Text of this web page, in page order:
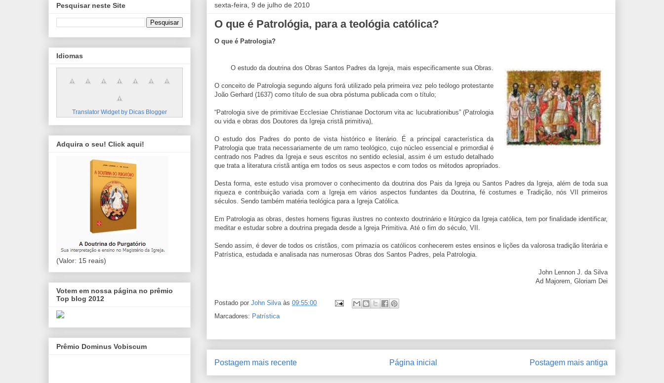
sexta-feira, 9 de julho de 2010
O que é Patrológia, para a teológia católica?
O que é Patrologia?
O estudo da doutrina dos Obras Santos Padres da Igreja, mais especificamente sua Obras.
O conceito de Patrologia segundo alguns forá utilizado pela primeira vez pelo teólogo protestante
João Gerhard (1637) como título de sua obra póstuma publicada com o título;
“Patrologia sive de primitivae Ecclesiae Christianae Doctorum vita ac lucubrationibus” (Patrologia
ou vida e obras dos Doutores da Igreja cristã primitiva),
O estudo dos Padres do ponto de vista histórico e literário. É a principal característica da
Patrologia que trata necessariamente de um ramo teológico, cujo núcleo essencial e primordial é
centrado nos Padres da Igreja e seus escritos no sentido eclesial, assim é um estudo detalhado
que trata a literatura cristã antiga em todos os seus aspectos e com todos os métodos apropriados.
Desta forma, este estudo visa promover o conhecimento da doutrina dos Pais da Igreja ou Santos Padres da Igreja, além de toda sua
riqueza e contribuição variada com a Igreja em vários aspectos fundantes da Doutrina, fé costumes e Tradição, nós VII primeiros
séculos. Sendo também matéria teológica para a Igreja Católica.
Em Patrologia as obras, destes homens figuras ilustres no contexto doutrinário e litúrgico da Igreja católica, tem por finalidade identificar,
meditar e estudar sobre a doutrina pregada desde a Igreja Primitiva. Até o fim do século, VII.
Sendo assim, é dever de todos os cristãos, com primazia os católicos conhecerem estes ensinos e lições da valorosa tradição literária e
Patrística, estudada e analisada nas numerosas Obras dos Santos Padres, pela Patrologia.
John Lennon J. da Silva
Ad Majorem, Gloriam Dei
Postado por John Silva às 09:55:00
Marcadores: Patrística
Postagem mais recente Postagem mais antiga
Página inicial
Pesquisar neste Site
Idiomas
Translator Widget by Dicas Blogger
Adquira o seu! Click aqui!
(Valor: 15 reais)
Votem em nossa página no prêmio
Top blog 2012
Prêmio Dominus Vobiscum